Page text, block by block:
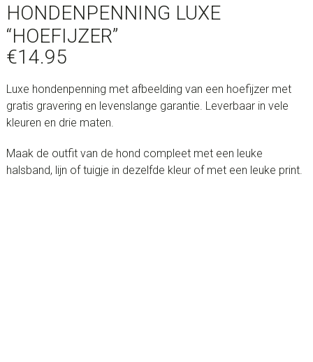
HONDENPENNING LUXE
“HOEFIJZER”
€14.95
Luxe hondenpenning met afbeelding van een hoefijzer met
gratis gravering en levenslange garantie. Leverbaar in vele
kleuren en drie maten.
Maak de outfit van de hond compleet met een leuke
halsband, lijn of tuigje in dezelfde kleur of met een leuke print.